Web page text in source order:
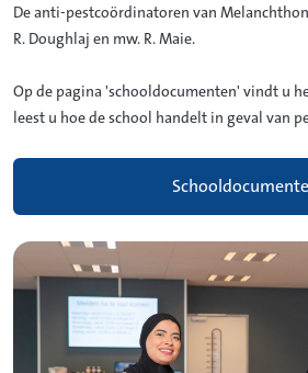
De anti-pestcoördinatoren van
R. Doughlaj en mw. R. Maie.
Op de pagina 'schooldocumenten' vindt u
leest u hoe de school handelt in geval van